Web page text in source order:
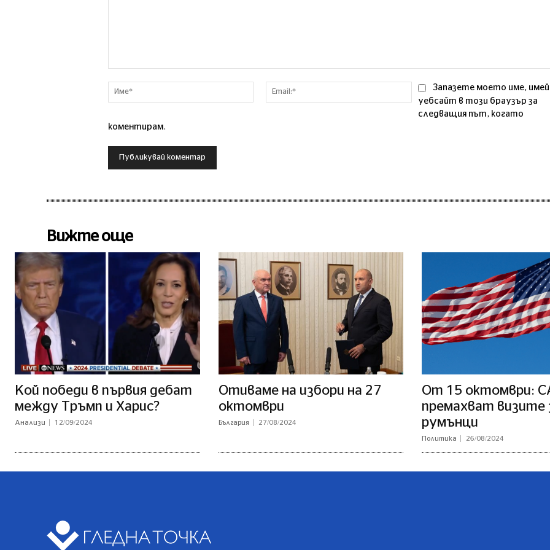
Име*
Email:*Запазете моето име,
уебсайт в този браузър за
следващия път, когато
коментирам.
Вижте още
Кой победи в първия дебат
между Тръмп и Харис?
Анализи 12/09/2024
Отиваме на избори на 27
октомври
България 27/08/2024
От 15 октомври:
премахват визите
румънци
Политика 26/08/2024